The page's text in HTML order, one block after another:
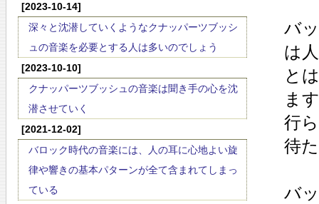
[2023-10-14]
深々と沈潜していくようなクナッパーツブッシ
ュの音楽を必要とする人は多いのでしょう
[2023-10-10]
クナッパーツブッシュの音楽は聞き手の心を沈
潜させていく
[2021-12-02]
バロック時代の音楽には、人の耳に心地よい旋
律や響きの基本パターンが全て含まれてしまっ
ている
バ
は
と
ま
行
待
バ